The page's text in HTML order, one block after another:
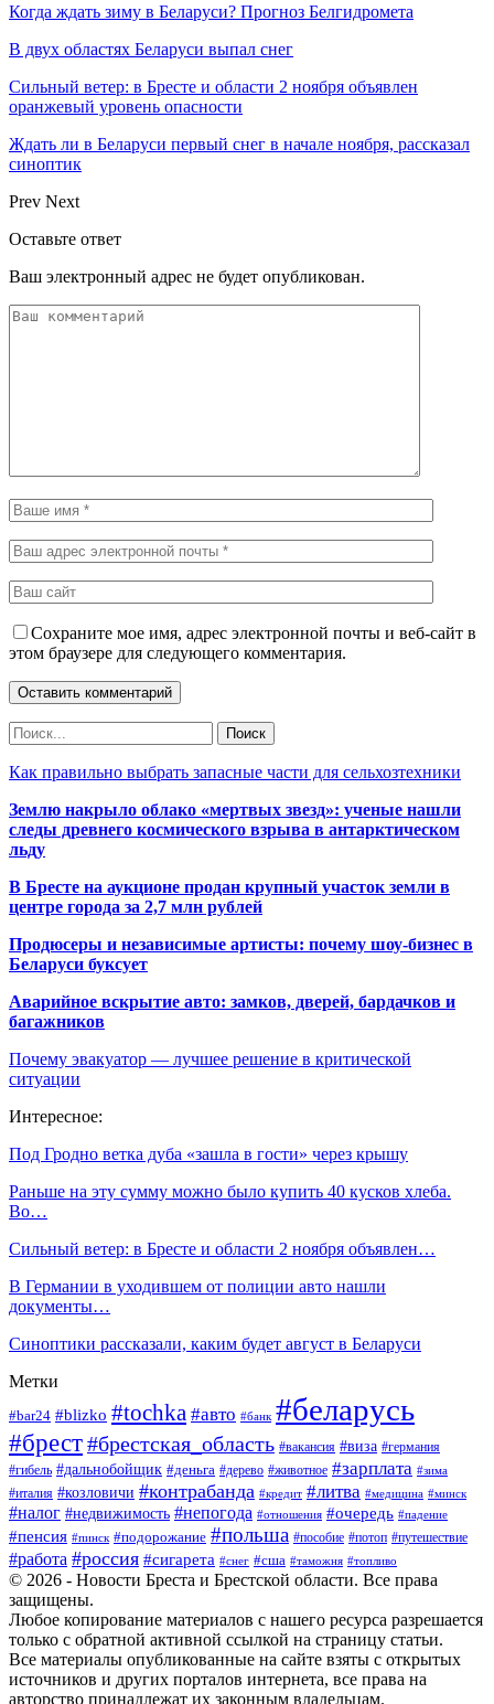
Когда ждать зиму в Беларуси? Прогноз Белгидромета
В двух областях Беларуси выпал снег
Сильный ветер: в Бресте и области 2 ноября объявлен
оранжевый уровень опасности
Ждать ли в Беларуси первый снег в начале ноября, рассказал
синоптик
Prev Next
Оставьте ответ
Ваш электронный адрес не будет опубликован.
Сохраните мое имя, адрес электронной почты и веб-сайт в
этом браузере для следующего комментария.
Как правильно выбрать запасные части для сельхозтехники
Землю накрыло облако «мертвых звезд»: ученые нашли
следы древнего космического взрыва в антарктическом
льду
В Бресте на аукционе продан крупный участок земли в
центре города за 2,7 млн рублей
Продюсеры и независимые артисты: почему шоу-бизнес в
Беларуси буксует
Аварийное вскрытие авто: замков, дверей, бардачков и
багажников
Почему эвакуатор — лучшее решение в критической
ситуации
Интересное:
Под Гродно ветка дуба «зашла в гости» через крышу
Раньше на эту сумму можно было купить 40 кусков хлеба.
Во…
Сильный ветер: в Бресте и области 2 ноября объявлен…
В Германии в уходившем от полиции авто нашли
документы…
Синоптики рассказали, каким будет август в Беларуси
Метки
#bar24 #blizko #tochka #авто #банк #беларусь
#брест#брестская_область #вакансия #виза #германия
#гибель #дальнобойщик #деньга #дерево #животное #зарплата #зима
#италия #козловичи #контрабанда #кредит #литва #медицина #минск
#налог #недвижимость #непогода #отношения #очередь #падение
#пенсия #пинск #подорожание #польша #пособие #потоп #путешествие
#работа #россия #сигарета #снег #сша #таможня #топливо
© 2026 - Новости Бреста и Брестской области. Все права
защищены.
Любое копирование материалов с нашего ресурса разрешается
только с обратной активной ссылкой на страницу статьи.
Все материалы опубликованные на сайте взяты с открытых
источников и других порталов интернета, все права на
авторство принадлежат их законным владельцам.